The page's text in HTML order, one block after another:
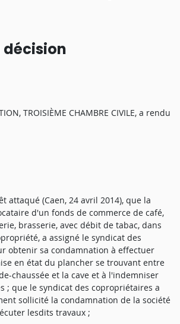
décision
TROISIÈME CHAMBRE CIVILE, a rendu
attaqué (Caen, 24 avril 2014), que la
d'un fonds de commerce de café,
brasserie, avec débit de tabac, dans
a assigné le syndicat des
obtenir sa condamnation à effectuer
en état du plancher se trouvant entre
chaussée et la cave et à l'indemniser
; que le syndicat des copropriétaires a
sollicité la condamnation de la société
lesdits travaux ;